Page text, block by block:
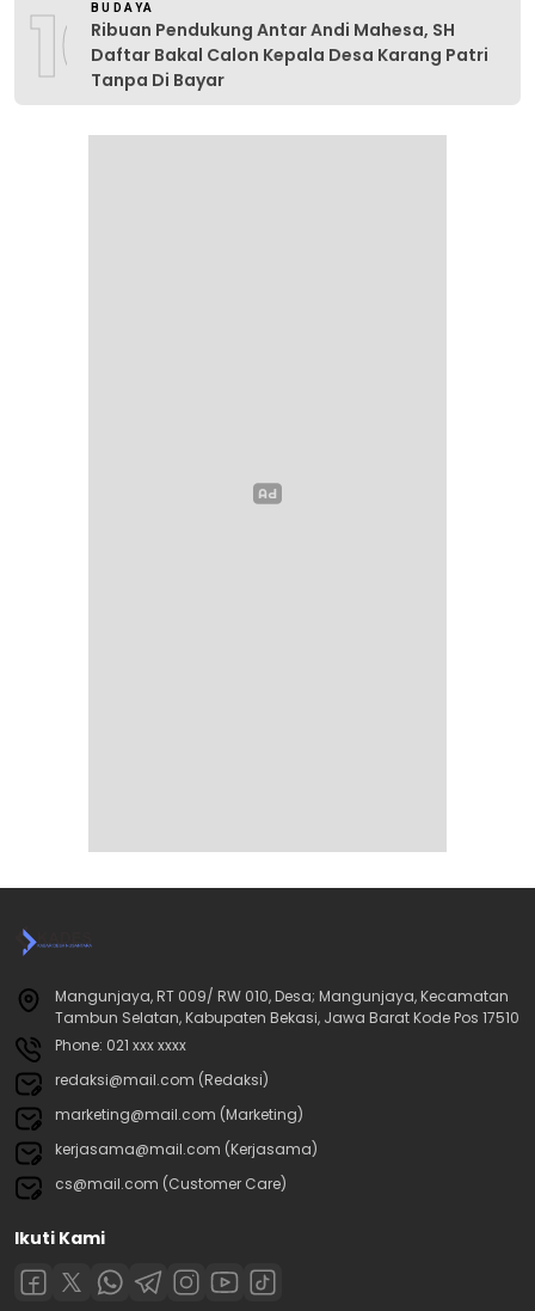
10BUDAYA
Ribuan Pendukung Antar Andi Mahesa, SH
Daftar Bakal Calon Kepala Desa Karang Patri
Tanpa Di Bayar
Mangunjaya, RT 009/ RW 010, Desa; Mangunjaya, Kecamatan
Tambun Selatan, Kabupaten Bekasi, Jawa Barat Kode Pos 17510
Phone: 021 xxx xxxx
redaksi@mail.com (Redaksi)
marketing@mail.com (Marketing)
kerjasama@mail.com (Kerjasama)
cs@mail.com (Customer Care)
Ikuti Kami